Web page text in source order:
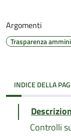
Argomenti
Trasparenza
INDICE DELLA
Controlli